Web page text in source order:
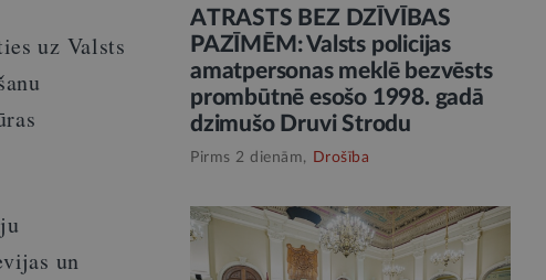
uz Valsts
un
ATRASTS BEZ DZĪVĪBAS
PAZĪMĒM: Valsts policijas
amatpersonas meklē bezvēsts
prombūtnē esošo 1998. gadā
dzimušo Druvi Strodu
Pirms 2 dienām, Drošība